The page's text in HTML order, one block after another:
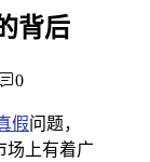
背后
0
假问题，
场上有着广